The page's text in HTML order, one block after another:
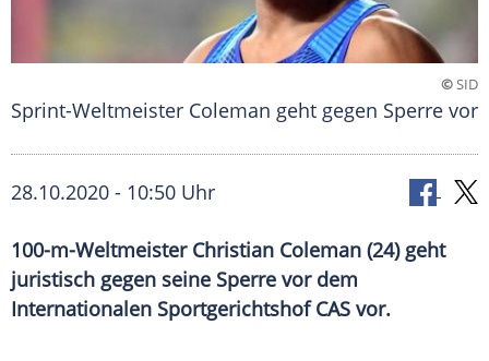
©SID
Sprint-Weltmeister Coleman geht gegen Sperre vor
28.10.2020 - 10:50 Uhr
100-m-Weltmeister Christian Coleman (24) geht
juristisch gegen seine Sperre vor dem
Internationalen Sportgerichtshof CAS vor.